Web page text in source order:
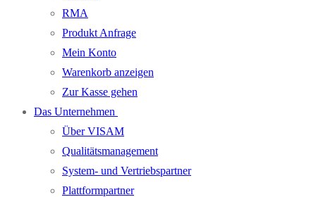
RMA
Produkt Anfrage
Mein Konto
Warenkorb anzeigen
Zur Kasse gehen
Das Unternehmen
Über VISAM
Qualitätsmanagement
System- und Vertriebspartner
Plattformpartner